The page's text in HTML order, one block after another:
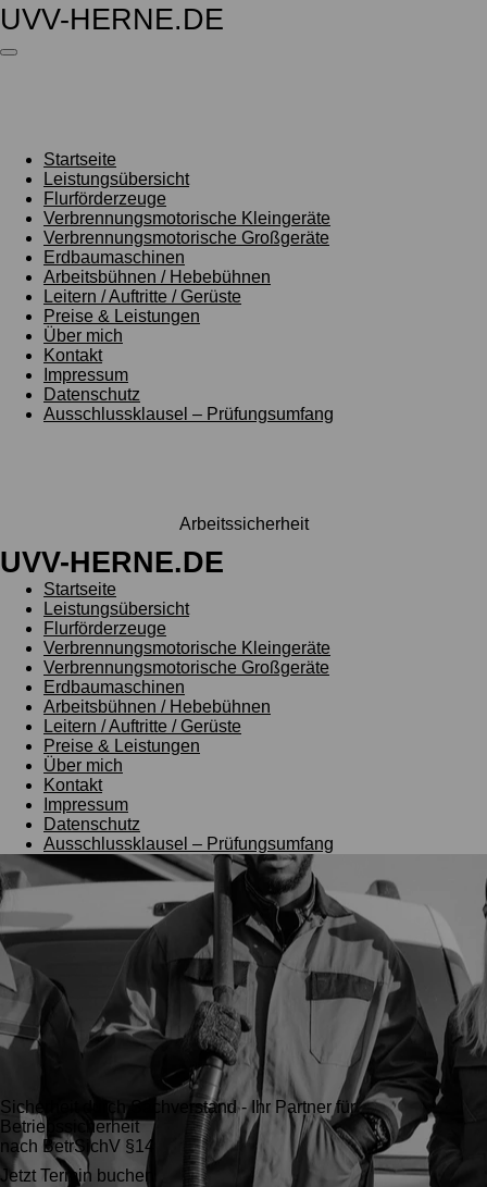
Zum
springen
UVV-HERNE.DE
Startseite
Leistungsübersicht
Flurförderzeuge
Verbrennungsmotorische Kleingeräte
Verbrennungsmotorische Großgeräte
Erdbaumaschinen
Arbeitsbühnen / Hebebühnen
Leitern / Auftritte / Gerüste
Preise & Leistungen
Über mich
Kontakt
Impressum
Datenschutz
Ausschlussklausel – Prüfungsumfang
Arbeitssicherheit
UVV-HERNE.DE
Startseite
Leistungsübersicht
Flurförderzeuge
Verbrennungsmotorische Kleingeräte
Verbrennungsmotorische Großgeräte
Erdbaumaschinen
Arbeitsbühnen / Hebebühnen
Leitern / Auftritte / Gerüste
Preise & Leistungen
Über mich
Kontakt
Impressum
Datenschutz
Ausschlussklausel – Prüfungsumfang
Sicherheit durch Sachverstand - Ihr Partner für
Betriebssicherheit
nach BetrSichV §14
Jetzt Termin buchen